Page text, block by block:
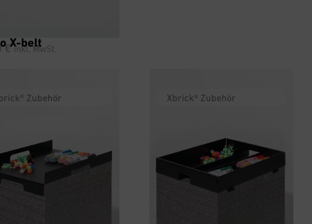
X-belt
€ inkl. MwSt.
Zubehör Xbrick® Zubehör